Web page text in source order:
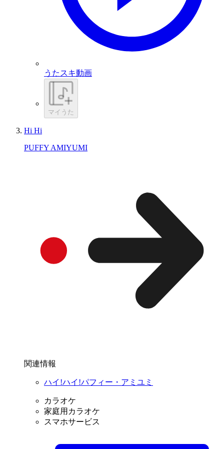
うたスキ動画
マイうた
Hi Hi
PUFFY AMIYUMI
関連情報
ハイ!ハイ!パフィー・アミユミ
カラオケ
家庭用カラオケ
スマホサービス